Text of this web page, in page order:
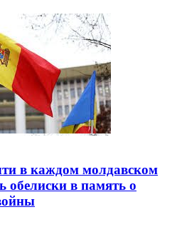
в каждом молдавском
обелиски в память о